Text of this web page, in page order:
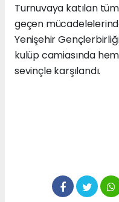
Turnuvaya katılan
geçen
Yenişehir
kulüp camiasında
sevinçle karşılandı.